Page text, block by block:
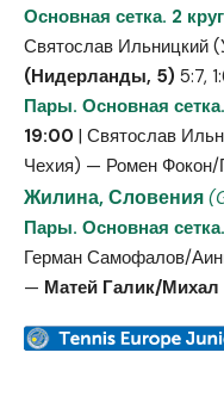
Основная сетка. 2 круг
Святослав Ильницкий
(Нидерланды, 5) 5:7,
Пары. Основная
19:00 | Святослав
Чехия) — Ромен
Жилина, Словения
Пары. Основная
Герман Самофалов/
— Матей Галик/